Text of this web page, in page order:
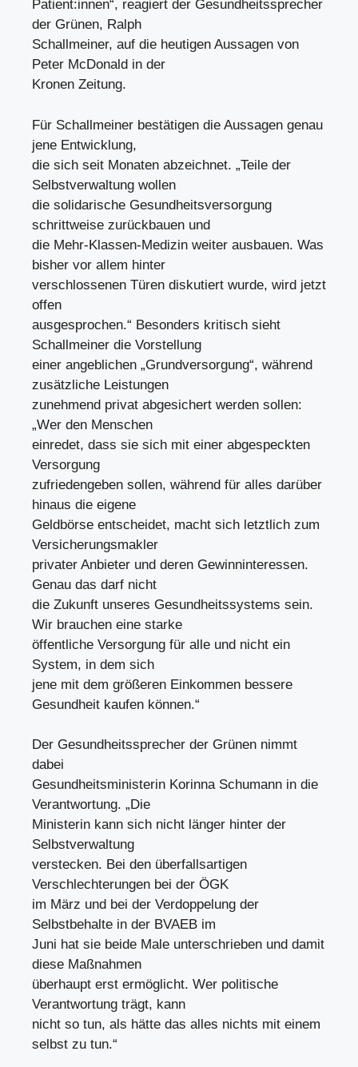
Patient:innen“, reagiert der Gesundheitssprecher
der Grünen, Ralph
Schallmeiner, auf die heutigen Aussagen von
Peter McDonald in der
Kronen Zeitung.
Für Schallmeiner bestätigen die Aussagen genau
jene Entwicklung,
die sich seit Monaten abzeichnet. „Teile der
Selbstverwaltung wollen
die solidarische Gesundheitsversorgung
schrittweise zurückbauen und
die Mehr-Klassen-Medizin weiter ausbauen. Was
bisher vor allem hinter
verschlossenen Türen diskutiert wurde, wird jetzt
offen
ausgesprochen.“ Besonders kritisch sieht
Schallmeiner die Vorstellung
einer angeblichen „Grundversorgung“, während
zusätzliche Leistungen
zunehmend privat abgesichert werden sollen:
„Wer den Menschen
einredet, dass sie sich mit einer abgespeckten
Versorgung
zufriedengeben sollen, während für alles darüber
hinaus die eigene
Geldbörse entscheidet, macht sich letztlich zum
Versicherungsmakler
privater Anbieter und deren Gewinninteressen.
Genau das darf nicht
die Zukunft unseres Gesundheitssystems sein.
Wir brauchen eine starke
öffentliche Versorgung für alle und nicht ein
System, in dem sich
jene mit dem größeren Einkommen bessere
Gesundheit kaufen können.“
Der Gesundheitssprecher der Grünen nimmt
dabei
Gesundheitsministerin Korinna Schumann in die
Verantwortung. „Die
Ministerin kann sich nicht länger hinter der
Selbstverwaltung
verstecken. Bei den überfallsartigen
Verschlechterungen bei der ÖGK
im März und bei der Verdoppelung der
Selbstbehalte in der BVAEB im
Juni hat sie beide Male unterschrieben und damit
diese Maßnahmen
überhaupt erst ermöglicht. Wer politische
Verantwortung trägt, kann
nicht so tun, als hätte das alles nichts mit einem
selbst zu tun.“